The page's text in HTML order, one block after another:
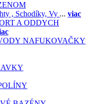
, Schodíky, Vy ... viac
A ODDYCH
NAFUKOVAČKY